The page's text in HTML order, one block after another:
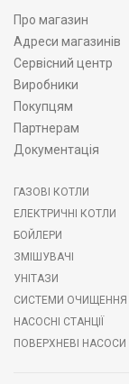
Про магазин
Адреси магазинів
Сервісний центр
Виробники
Покупцям
Партнерам
Документація
ГАЗОВІ КОТЛИ
ЕЛЕКТРИЧНІ КОТЛИ
БОЙЛЕРИ
ЗМІШУВАЧІ
УНІТАЗИ
СИСТЕМИ
НАСОСНІ СТАНЦІЇ
ПОВЕРХНЕВІ НАСОСИ